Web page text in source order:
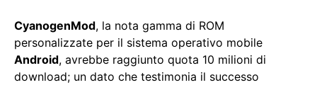
CyanogenMod, la nota gamma di ROM
personalizzate per il sistema operativo mobile
Android, avrebbe raggiunto quota 10 milioni di
download; un dato che testimonia il successo